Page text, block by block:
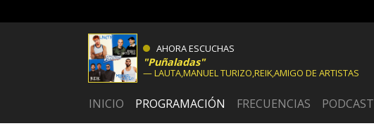
AHORA ESCUCHAS
Puñaladas
LAUTA,MANUEL TURIZO,REIK,AMIGO DE ARTISTAS
INICIO PROGRAMACIÓN FRECUENCIAS PODCAST